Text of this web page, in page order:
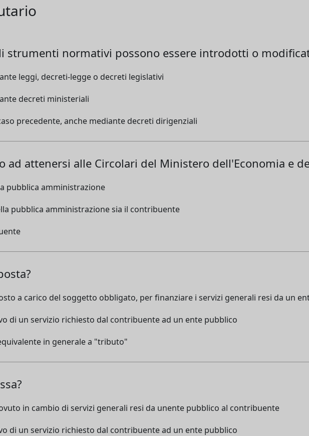
strumenti normativi possono essere introdotti o
leggi, decreti-legge o decreti legislativi
decreti ministeriali
precedente, anche mediante decreti dirigenziali
ad attenersi alle Circolari del Ministero dell'Economia e
pubblica amministrazione
pubblica amministrazione sia il contribuente
a carico del soggetto obbligato, per finanziare i servizi generali resi da un
di un servizio richiesto dal contribuente ad un ente pubblico
in generale a "tributo"
in cambio di servizi generali resi da unente pubblico al contribuente
di un servizio richiesto dal contribuente ad un ente pubblico